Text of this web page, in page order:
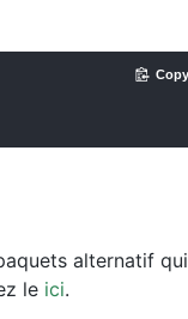
Copy
alternatif qui
le ici.